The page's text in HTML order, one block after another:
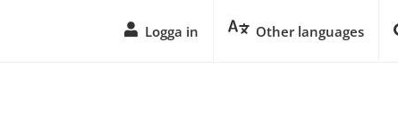
Logga in Other languages